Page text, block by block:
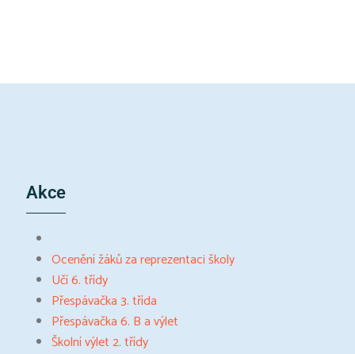
Akce
Ocenění žáků za reprezentaci školy
Učí 6. třídy
Přespávačka 3. třída
Přespávačka 6. B a výlet
Školní výlet 2. třídy